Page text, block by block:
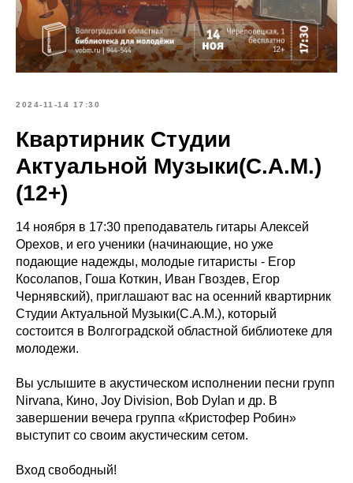
2024-11-14 17:30
Квартирник Студии
Актуальной Музыки(С.А.М.)
(12+)
14 ноября в 17:30 преподаватель гитары Алексей
Орехов, и его ученики (начинающие, но уже
подающие надежды, молодые гитаристы - Егор
Косолапов, Гоша Коткин, Иван Гвоздев, Егор
Чернявский), приглашают вас на осенний квартирник
Студии Актуальной Музыки(С.А.М.), который
состоится в Волгоградской областной библиотеке для
молодежи.
Вы услышите в акустическом исполнении песни групп
Nirvana, Кино, Joy Division, Bob Dylan и др. В
завершении вечера группа «Кристофер Робин»
выступит со своим акустическим сетом.
Вход свободный!